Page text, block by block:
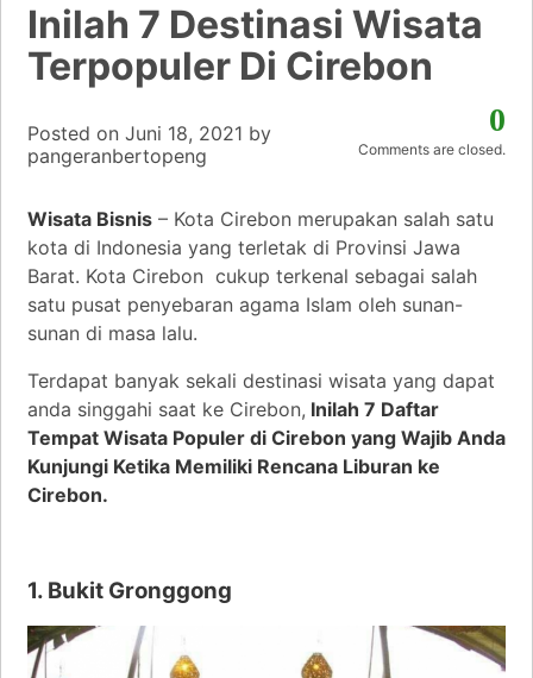
Inilah 7 Destinasi Wisata
Terpopuler Di Cirebon
0
Comments are closed.
Posted on Juni 18, 2021 by
pangeranbertopeng
Wisata Bisnis – Kota Cirebon merupakan salah satu
kota di Indonesia yang terletak di Provinsi Jawa
Barat. Kota Cirebon cukup terkenal sebagai salah
satu pusat penyebaran agama Islam oleh sunan-
sunan di masa lalu.
Terdapat banyak sekali destinasi wisata yang dapat
anda singgahi saat ke Cirebon, Inilah 7 Daftar
Tempat Wisata Populer di Cirebon yang Wajib Anda
Kunjungi Ketika Memiliki Rencana Liburan ke
Cirebon.
1. Bukit Gronggong